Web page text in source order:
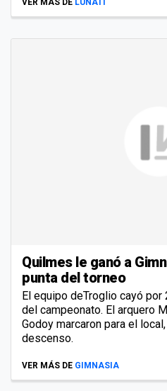
VER MÁS DE LUNATI
Quilmes le ganó a
punta del torneo
El equipo deTroglio cayó
del campeonato. El arquero
Godoy marcaron para el
descenso.
VER MÁS DE GIMNASIA